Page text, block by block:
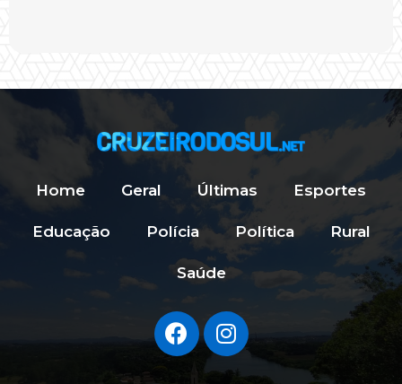
Home Geral Últimas Esportes
Educação Polícia Política Rural
Saúde